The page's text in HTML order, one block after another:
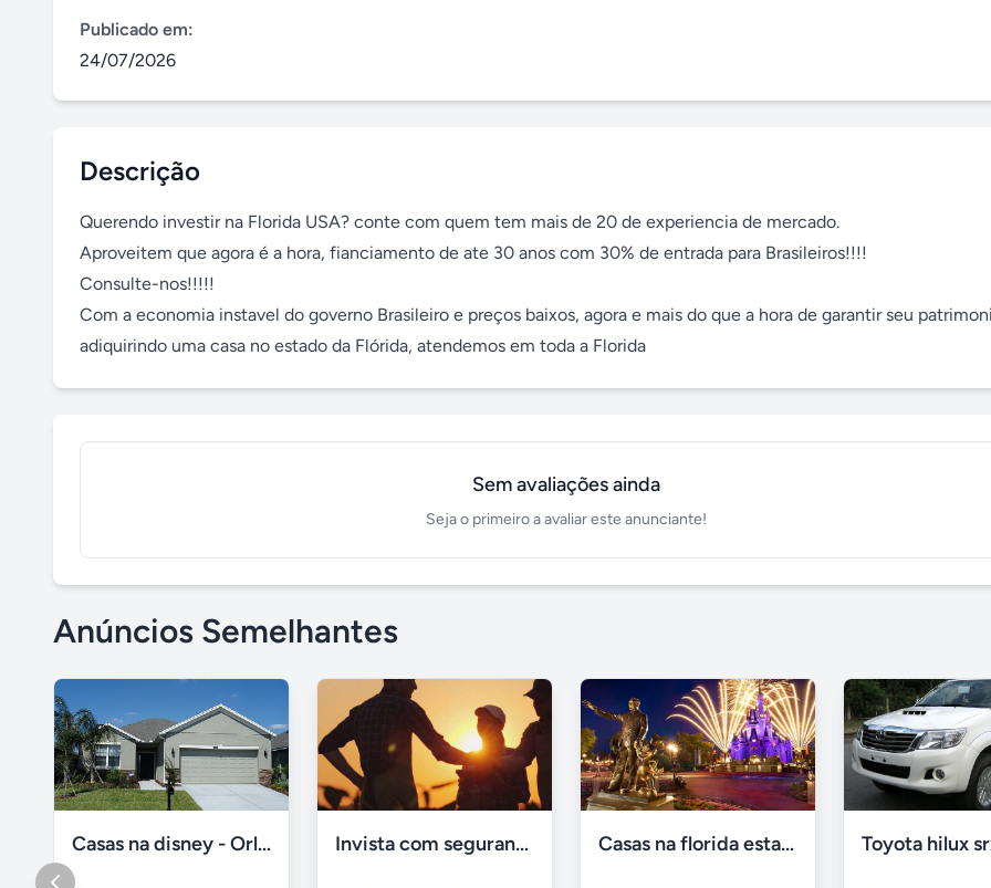
Publicado em:
24/07/2026
Descrição
Querendo investir na Florida USA? conte com quem tem mais de 20 de experiencia de mercado.
Aproveitem que agora é a hora, fianciamento de ate 30 anos com 30% de entrada para Brasileiros!!!!
Consulte-nos!!!!!
Com a economia instavel do governo Brasileiro e preços baixos, agora e mais do que a hora de garantir seu
adiquirindo uma casa no estado da Flórida, atendemos em toda a Florida
Sem avaliações ainda
Seja o primeiro a avaliar este anunciante!
Anúncios Semelhantes
Casas na disney - Orlando e Mami Invista com segurança no uruguai Casas na florida estados unidos Toyota hilux